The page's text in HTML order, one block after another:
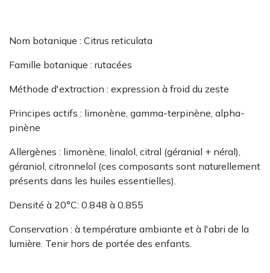
Nom botanique : Citrus reticulata
Famille botanique : rutacées
Méthode d'extraction : expression à froid du zeste
Principes actifs : limonène, gamma-terpinène, alpha-
pinène
Allergènes : limonène, linalol, citral (géranial + néral),
géraniol, citronnelol (ces composants sont naturellement
présents dans les huiles essentielles).
Densité à 20°C: 0.848 à 0.855
Conservation : à température ambiante et à l'abri de la
lumière. Tenir hors de portée des enfants.